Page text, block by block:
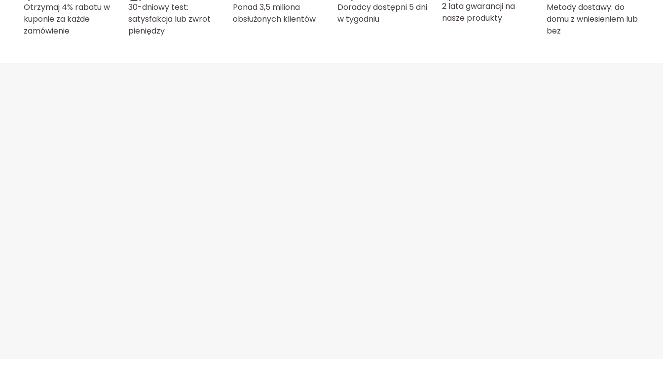
Otrzymaj 4% rabatu w
kuponie za każde
zamówienie
30-dniowy test:
satysfakcja lub zwrot
pieniędzy
Ponad 3,5 miliona
obsłużonych klientów
Doradcy dostępni 5 dni
w tygodniu
2 lata gwarancji na
nasze produkty
Metody dostawy: do
domu z wniesieniem lub
bez